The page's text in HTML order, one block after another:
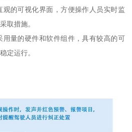
观的可视化界面，方便操作人员实时监
取措施。
用量的硬件和软件组件，具有较高的可
定运行。